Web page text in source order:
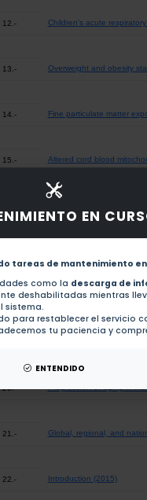
EN
tareas de mantenimiento
como la descarga de
deshabilitadas mientras
sistema.
para restablecer el servicio
tu paciencia y
ENTENDIDO
12.- Children's acute
13.- Overweight and obesity
14.- Fine particulate matter
15.- Altered cord blood
18.- Prenatal co-exposure to
20.- Progression of aging in
21.- Global, regional, and
22.- Introduction (2015)